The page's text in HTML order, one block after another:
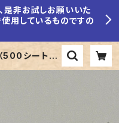
是非お試しお願いいた
使用しているものですの
500シート） |